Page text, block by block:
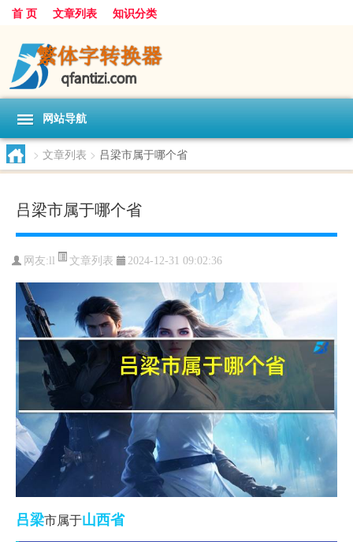
首 页 文章列表 知识分类
网站导航
> 文章列表 > 吕梁市属于哪个省
吕梁市属于哪个省
网友:ll 文章列表 2024-12-31 09:02:36
吕梁市属于山西省